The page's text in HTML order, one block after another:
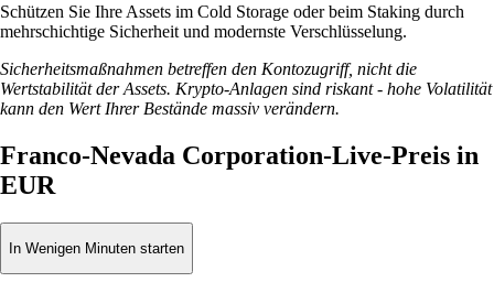
Schützen Sie Ihre Assets im Cold Storage oder beim Staking durch
mehrschichtige Sicherheit und modernste Verschlüsselung.
Sicherheitsmaßnahmen betreffen den Kontozugriff, nicht die
Wertstabilität der Assets. Krypto-Anlagen sind riskant - hohe Volatilität
kann den Wert Ihrer Bestände massiv verändern.
Franco-Nevada Corporation-Live-Preis in
EUR
In Wenigen Minuten starten